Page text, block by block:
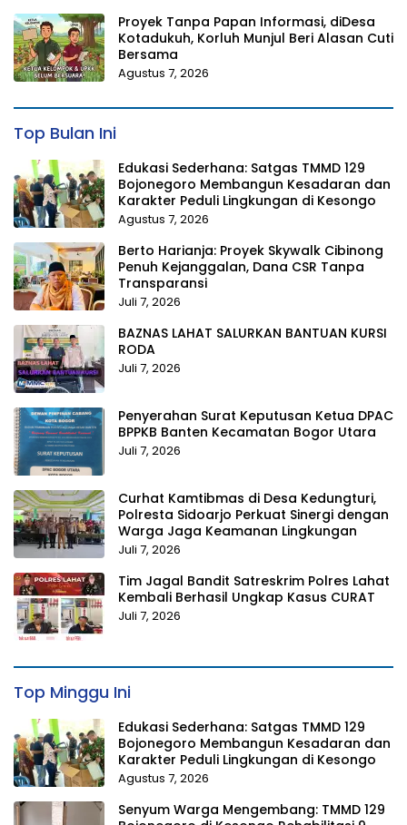
Proyek Tanpa Papan Informasi, diDesa
Kotadukuh, Korluh Munjul Beri Alasan Cuti
Bersama
Agustus 7, 2026
Top Bulan Ini
Edukasi Sederhana: Satgas TMMD 129
Bojonegoro Membangun Kesadaran dan
Karakter Peduli Lingkungan di Kesongo
Agustus 7, 2026
Berto Harianja: Proyek Skywalk Cibinong
Penuh Kejanggalan, Dana CSR Tanpa
Transparansi
Juli 7, 2026
BAZNAS LAHAT SALURKAN BANTUAN KURSI
RODA
Juli 7, 2026
Penyerahan Surat Keputusan Ketua DPAC
BPPKB Banten Kecamatan Bogor Utara
Juli 7, 2026
Curhat Kamtibmas di Desa Kedungturi,
Polresta Sidoarjo Perkuat Sinergi dengan
Warga Jaga Keamanan Lingkungan
Juli 7, 2026
Tim Jagal Bandit Satreskrim Polres Lahat
Kembali Berhasil Ungkap Kasus CURAT
Juli 7, 2026
Top Minggu Ini
Edukasi Sederhana: Satgas TMMD 129
Bojonegoro Membangun Kesadaran dan
Karakter Peduli Lingkungan di Kesongo
Agustus 7, 2026
Senyum Warga Mengembang: TMMD 129